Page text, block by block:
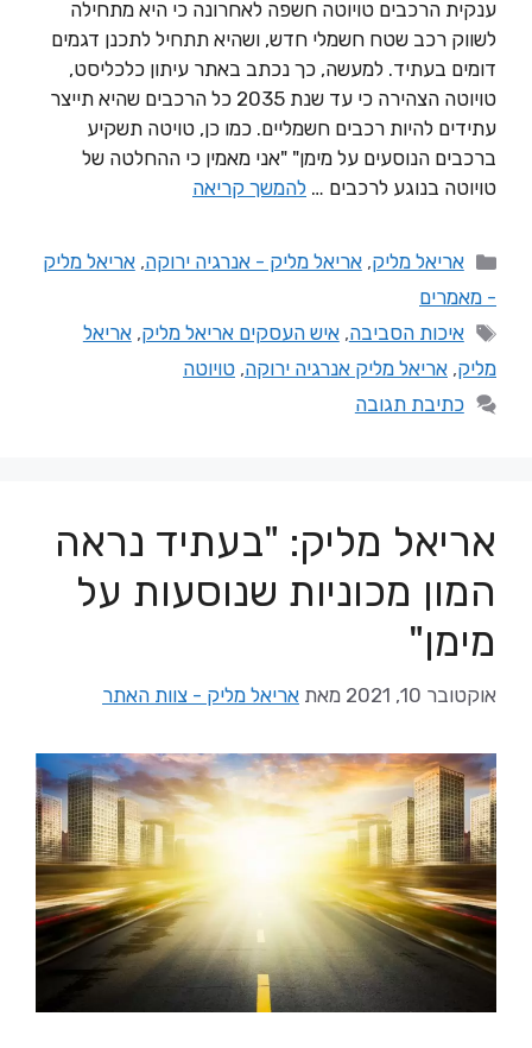
ענקית הרכבים טויוטה חשפה לאחרונה כי היא מתחילה
לשווק רכב שטח חשמלי חדש, ושהיא תתחיל לתכנן דגמים
דומים בעתיד. למעשה, כך נכתב באתר עיתון כלכליסט,
טויוטה הצהירה כי עד שנת 2035 כל הרכבים שהיא תייצר
עתידים להיות רכבים חשמליים. כמו כן, טויטה תשקיע
ברכבים הנוסעים על מימן" "אני מאמין כי ההחלטה של
טויוטה בנוגע לרכבים … להמשך קריאה
אריאל מליק,אריאל מליק - אנרגיה ירוקה,אריאל מליק
- מאמרים
איכות הסביבה,איש העסקים אריאל מליק,אריאל
מליק, אריאל מליק אנרגיה ירוקה, טויוטה
כתיבת תגובה
אריאל מליק: "בעתיד נראה
המון מכוניות שנוסעות על
מימן"
אוקטובר 10, 2021 מאת אריאל מליק - צוות האתר